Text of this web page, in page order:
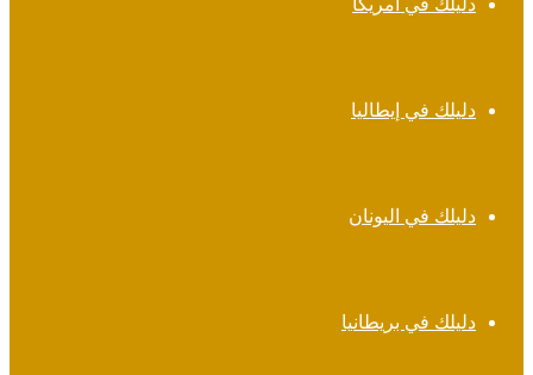
دليلك في أمريكا
دليلك في إيطاليا
دليلك في اليونان
دليلك في بريطانيا